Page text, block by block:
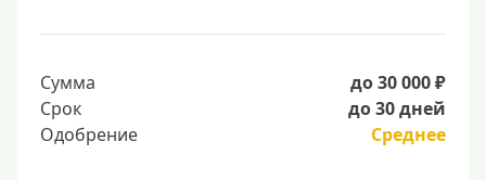
Сумма
до 30 000 ₽
Срок
до 30 дней
Одобрение
Среднее